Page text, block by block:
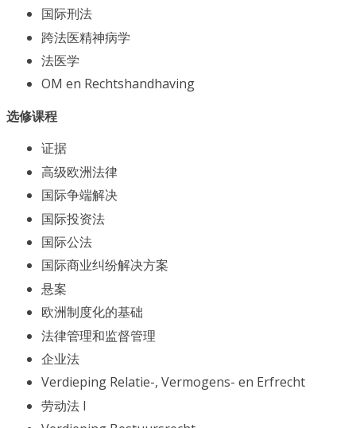
国际刑法
跨法医精神病学
法医学
OM en Rechtshandhaving
选修课程
证据
高级欧洲法律
国际争端解决
国际投资法
国际公法
国际商业纠纷解决方案
悬案
欧洲制度化的基础
法律管理和监督管理
企业法
Verdieping Relatie-, Vermogens- en Erfrecht
劳动法 I